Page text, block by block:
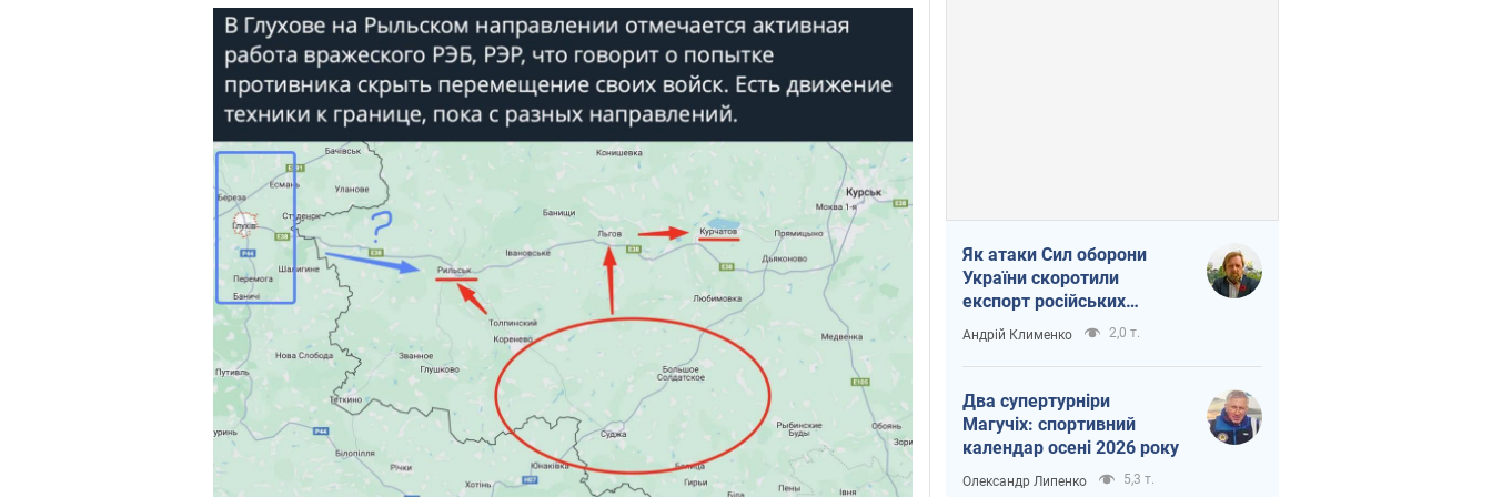
Як атаки Сил оборони
України скоротили
експорт російських
нафтопродуктів
Андрій Клименко 2,0 т.
Два супертурніри
Магучіх: спортивний
календар осені 2026 року
Олександр Липенко 5,3 т.